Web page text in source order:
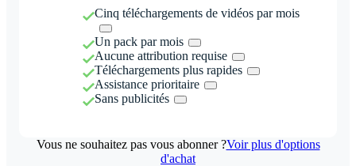
Cinq téléchargements de vidéos par mois
Un pack par mois
Aucune attribution requise
Téléchargements plus rapides
Assistance prioritaire
Sans publicités
Vous ne souhaitez pas vous abonner ?Voir plus d'options
d'achat